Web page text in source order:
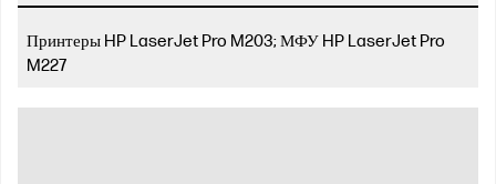
Принтеры HP LaserJet Pro M203; МФУ HP LaserJet Pro
M227